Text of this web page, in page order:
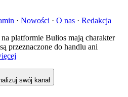
· Nowości · O nas · Redakcja
platformie Bulios mają charakter
przeznaczone do handlu ani
swój kanał